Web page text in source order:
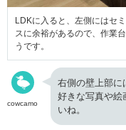
LDKに入ると、左側にはセ
スに余裕があるので、作業
うです。
cowcamo
右側の壁上部に
好きな写真や絵
いね。